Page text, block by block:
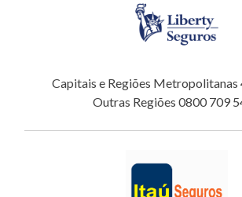
Capitais e Regiões
Outras Regiões 0800 709